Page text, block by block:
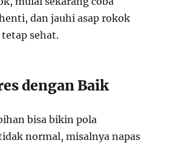
dan jauhi asap rokok
tetap sehat.
dengan Baik
bisa bikin pola
normal, misalnya napas